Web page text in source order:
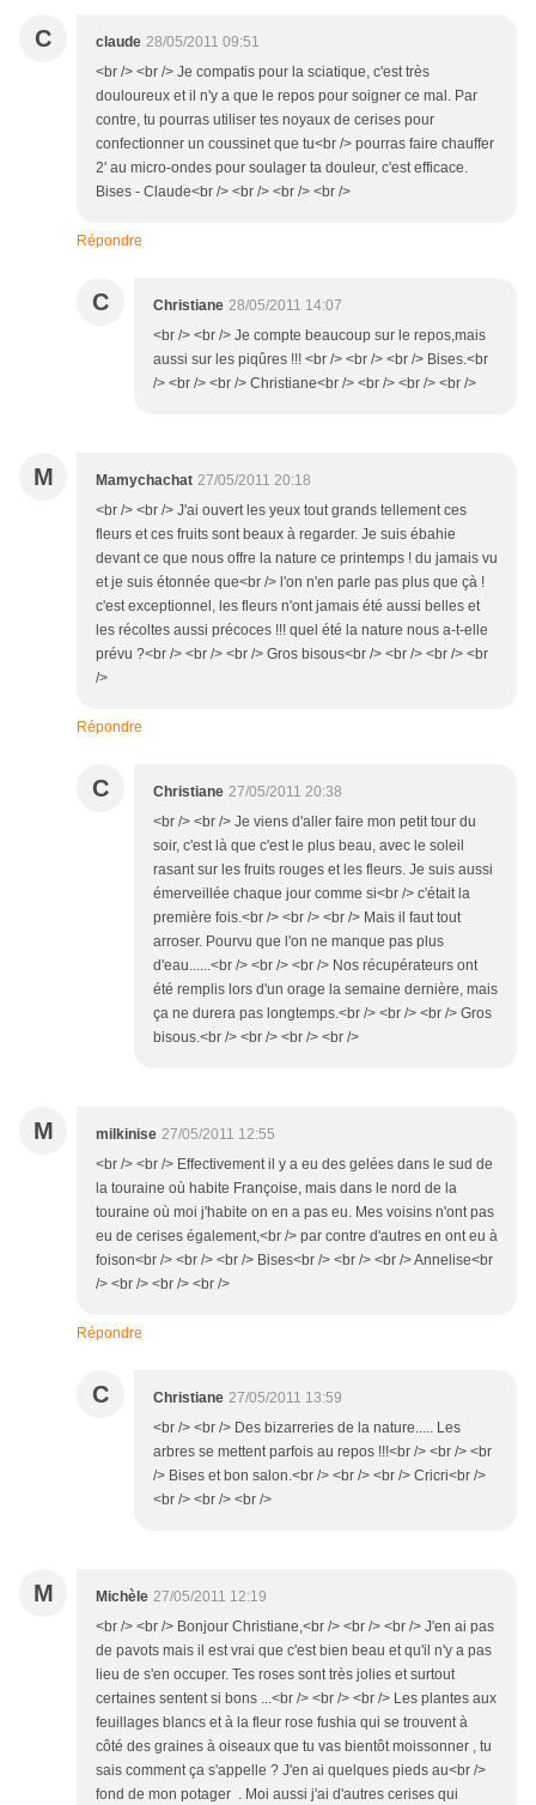
C claude 28/05/2011 09:51
<br /> <br /> Je compatis pour la sciatique, c'est très
douloureux et il n'y a que le repos pour soigner ce mal. Par
contre, tu pourras utiliser tes noyaux de cerises pour
confectionner un coussinet que tu<br /> pourras faire chauffer
2' au micro-ondes pour soulager ta douleur, c'est efficace.
Bises - Claude<br /> <br /> <br /> <br />
Répondre
C Christiane 28/05/2011 14:07
<br /> <br /> Je compte beaucoup sur le repos,mais
aussi sur les piqûres !!! <br /> <br /> <br /> Bises.<br
/> <br /> <br /> Christiane<br /> <br /> <br /> <br />
M Mamychachat 27/05/2011 20:18
<br /> <br /> J'ai ouvert les yeux tout grands tellement ces
fleurs et ces fruits sont beaux à regarder. Je suis ébahie
devant ce que nous offre la nature ce printemps ! du jamais vu
et je suis étonnée que<br /> l'on n'en parle pas plus que çà !
c'est exceptionnel, les fleurs n'ont jamais été aussi belles et
les récoltes aussi précoces !!! quel été la nature nous a-t-elle
prévu ?<br /> <br /> <br /> Gros bisous<br /> <br /> <br /> <br
/>
Répondre
C Christiane 27/05/2011 20:38
<br /> <br /> Je viens d'aller faire mon petit tour du
soir, c'est là que c'est le plus beau, avec le soleil
rasant sur les fruits rouges et les fleurs. Je suis aussi
émerveillée chaque jour comme si<br /> c'était la
première fois.<br /> <br /> <br /> Mais il faut tout
arroser. Pourvu que l'on ne manque pas plus
d'eau......<br /> <br /> <br /> Nos récupérateurs ont
été remplis lors d'un orage la semaine dernière, mais
ça ne durera pas longtemps.<br /> <br /> <br /> Gros
bisous.<br /> <br /> <br /> <br />
M milkinise 27/05/2011 12:55
<br /> <br /> Effectivement il y a eu des gelées dans le sud de
la touraine où habite Françoise, mais dans le nord de la
touraine où moi j'habite on en a pas eu. Mes voisins n'ont pas
eu de cerises également,<br /> par contre d'autres en ont eu à
foison<br /> <br /> <br /> Bises<br /> <br /> <br /> Annelise<br
/> <br /> <br /> <br />
Répondre
C Christiane 27/05/2011 13:59
<br /> <br /> Des bizarreries de la nature..... Les
arbres se mettent parfois au repos !!!<br /> <br /> <br
/> Bises et bon salon.<br /> <br /> <br /> Cricri<br />
<br /> <br /> <br />
M Michèle 27/05/2011 12:19
<br /> <br /> Bonjour Christiane,<br /> <br /> <br /> J'en ai pas
de pavots mais il est vrai que c'est bien beau et qu'il n'y a pas
lieu de s'en occuper. Tes roses sont très jolies et surtout
certaines sentent si bons ...<br /> <br /> <br /> Les plantes aux
feuillages blancs et à la fleur rose fushia qui se trouvent à
côté des graines à oiseaux que tu vas bientôt moissonner , tu
sais comment ça s'appelle ? J'en ai quelques pieds au<br />
fond de mon potager . Moi aussi j'ai d'autres cerises qui